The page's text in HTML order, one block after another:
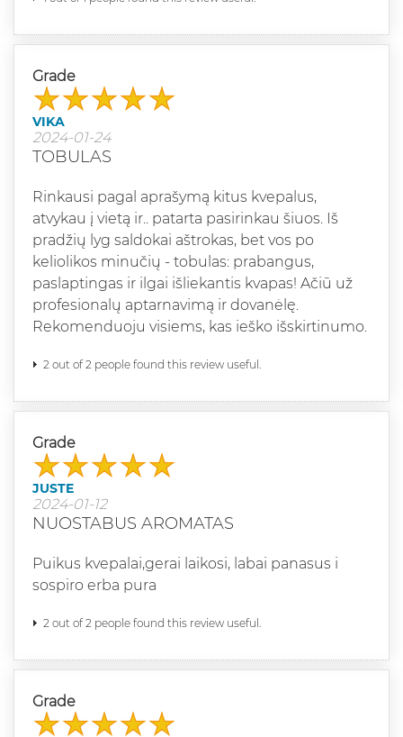
Grade
VIKA
2024-01-24
TOBULAS
Rinkausi pagal aprašymą kitus kvepalus,
atvykau į vietą ir.. patarta pasirinkau šiuos. Iš
pradžių lyg saldokai aštrokas, bet vos po
keliolikos minučių - tobulas: prabangus,
paslaptingas ir ilgai išliekantis kvapas! Ačiū už
profesionalų aptarnavimą ir dovanėlę.
Rekomenduoju visiems, kas ieško išskirtinumo.
2 out of 2 people found this review useful.
Grade
JUSTE
2024-01-12
NUOSTABUS AROMATAS
Puikus kvepalai,gerai laikosi, labai panasus i
sospiro erba pura
2 out of 2 people found this review useful.
Grade